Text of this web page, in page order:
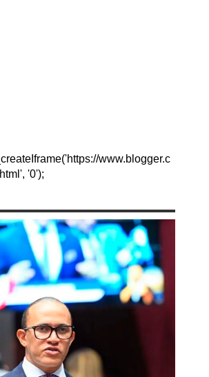
www.blogger.c
'0');